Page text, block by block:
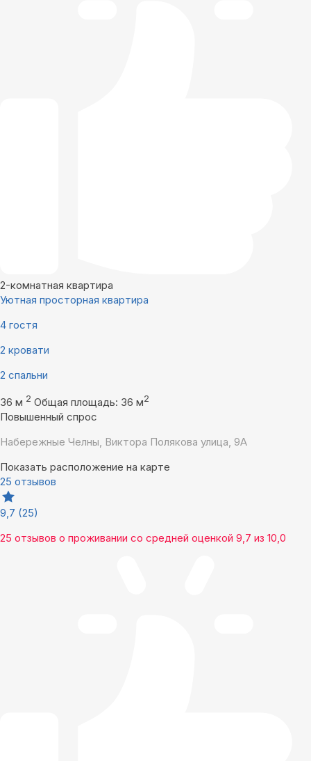
2-комнатная квартира
Уютная просторная квартира
4 гостя
2 кровати
2 спальни
36 м 2 Общая площадь: 36 м2
Повышенный спрос
Набережные Челны, Виктора Полякова улица, 9А
Показать расположение на карте
25 отзывов
9,7 (25)
25 отзывов о проживании со средней оценкой 9,7 из 10,0